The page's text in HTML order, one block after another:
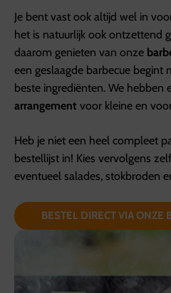
Je bent vast ook altijd wel in
het is natuurlijk ook ontzettend
daarom genieten van onze
een geslaagde barbecue begint
beste ingrediënten. We hebben
arrangement voor kleine en
Heb je niet een heel compleet
bestellijst in! Kies vervolgens
eventueel salades, stokbroden
BESTEL DIRECT VIA ONZE